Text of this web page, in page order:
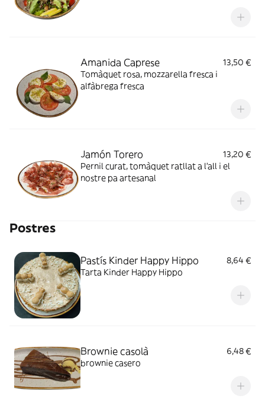
Amanida Caprese
13,50 €
Tomàquet rosa, mozzarella fresca i
alfàbrega fresca
Jamón Torero
13,20 €
Pernil curat, tomàquet ratllat a l'all i el
nostre pa artesanal
Postres
Pastís Kinder Happy Hippo
8,64 €
Tarta Kinder Happy Hippo
Brownie casolà
6,48 €
brownie casero